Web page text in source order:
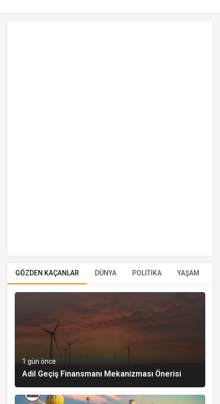
GÖZDEN KAÇANLAR DÜNYA POLİTİKA YAŞAM
1 gün önce
Adil Geçiş Finansmanı Mekanizması Önerisi